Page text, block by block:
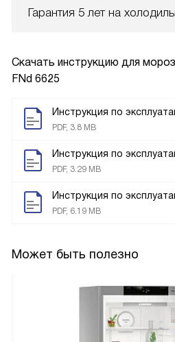
Гарантия 5 лет на
Скачать инструкцию для
FNd 6625
Инструкция по
PDF, 3.8 MB
Инструкция по
PDF, 3.29 MB
Инструкция по
PDF, 6.19 MB
Может быть полезно